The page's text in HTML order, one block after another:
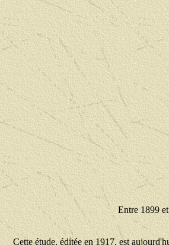
Entre 1899
Cette étude, éditée en 1917, est